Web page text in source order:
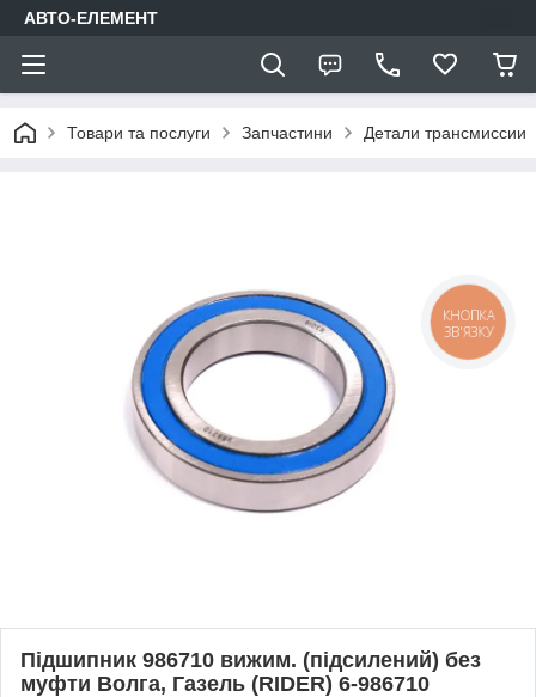
АВТО-ЕЛЕМЕНТ
Товари та послуги Запчастини Детали трансмиссии
Підшипник 986710 вижим. (підсилений) без
муфти Волга, Газель (RIDER) 6-986710
КНОПКА
ЗВ'ЯЗКУ